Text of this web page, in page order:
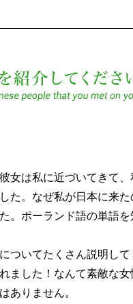
女は私に近づいてきて
た。なぜ私が日本に来
。ポーランド語の単語
ついてたくさん説明し
ました！なんて素敵な
ありません。